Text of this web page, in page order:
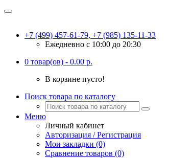
+7 (499) 457-61-79, +7 (985) 135-11-33
Ежедневно c 10:00 до 20:30
0 товар(ов) - 0.00 р.
В корзине пусто!
Поиск товара по каталогу
Меню
Личный кабинет
Авторизация / Регистрация
Мои закладки (0)
Сравнение товаров (0)